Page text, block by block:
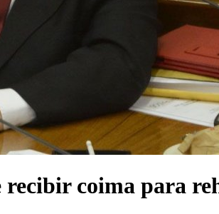
recibir coima para